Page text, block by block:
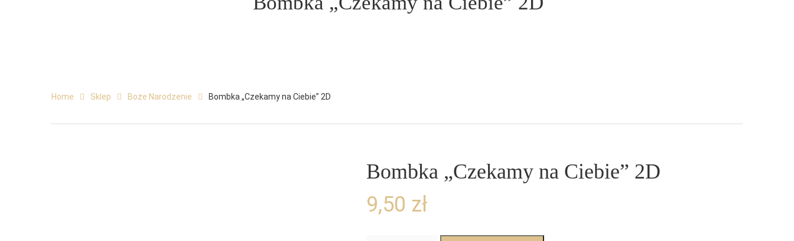
Home Sklep Boże Narodzenie Bombka „Czekamy na Ciebie” 2D
Bombka „Czekamy na Ciebie” 2D
9,50 zł